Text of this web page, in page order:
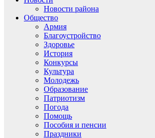
Новости района
Общество
Армия
Благоустройство
Здоровье
История
Конкурсы
Культура
Молодежь
Образование
Патриотизм
Погода
Помощь
Пособия и пенсии
Праздники